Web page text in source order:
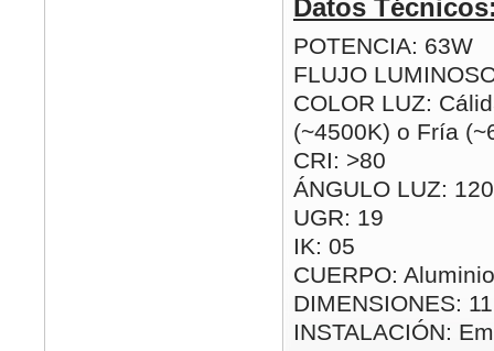
Datos
POTENCIA: 63W
FLUJO
COLOR LUZ:
(~4500K) o Fría
CRI: >80
ÁNGULO LUZ:
UGR: 19
IK: 05
CUERPO:
DIMENSIONES:
INSTALACIÓN: